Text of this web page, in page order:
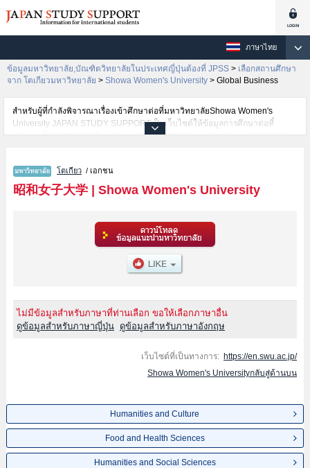
ภาษาไทย
ข้อมูลมหาวิทยาลัย,บัณฑิตวิทยาลัยในประเทศญี่ปุ่นต้องที่ JPSS > เลือกสถานศึกษา
จาก โตเกียวมหาวิทยาลัย > Showa Women's University > Global Business
สำหรับผู้ที่กำลังพิจารณาเรื่องเข้าศึกษาต่อที่มหาวิทยาลัยShowa Women's
University JAPAN STUDY SUPPORTเป็นเว็บไซต์ให้ข้อมูลการศึกษาต่อที่
ประเทศญี่ปุ่นสำหรับนักศึกษาต่างชาติโดยการดำเนินงานร่วมกันของ The Asian
CultureหรือคณะFood and Health SciencesหรือคณะHumanities and Social
SciencesหรือคณะGlobal BusinessหรือคณะInternational Humanitiesหรือ
คณะFaculty of InformaticsหรือคณะFaculty of Environmental Science and
Women's University กรุณาใช้เว็บไซต์นี้เพื่อการค้นหาข้อมูลตามอัธยาศัย
นอกจากนั้นยังมีข้อมูลของสถาบันการศึกษาระดับมหาวิทยาลัย,บัณฑิต
วิทยาลัย,วิทยาลัยระดับอนุปริญญา,วิทยาลัยอาชีวศึกษากว่า 1,300 แห่งที่กำลัง
โตเกียว / เอกชน
昭和女子大学| Showa Women's University
ไม่มีข้อมูลสำหรับภาษาที่ท่านเลือก ขอให้เลือกภาษาอื่น
ดูข้อมูลสำหรับภาษาญี่ปุ่น
ดูข้อมูลสำหรับภาษาอังกฤษ
เว็บไซต์ที่เป็นทางการ: https://en.swu.ac.jp/
Showa Women's Universityกลับสู่ด้านบน
Humanities and Culture
Food and Health Sciences
Humanities and Social Sciences